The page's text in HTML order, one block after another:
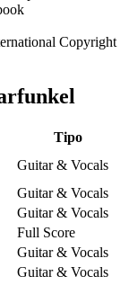
Copyright
Tipo
Guitar & Vocals
Guitar & Vocals
Guitar & Vocals
Full Score
Guitar & Vocals
Guitar & Vocals